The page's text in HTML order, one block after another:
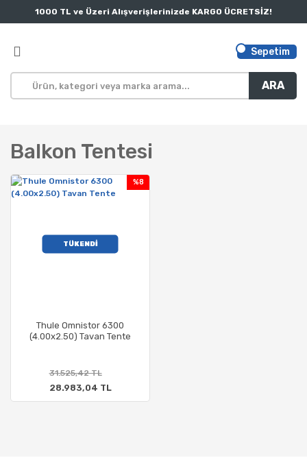
1000 TL ve Üzeri Alışverişlerinizde KARGO ÜCRETSİZ!
ARA
Sepetim
Balkon Tentesi
TÜKENDİ
Thule Omnistor 6300
(4.00x2.50) Tavan Tente
%8
31.525,42 TL
28.983,04 TL